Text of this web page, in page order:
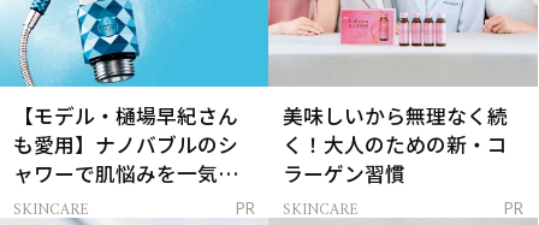
【モデル・樋場早紀さん
も愛用】ナノバブルのシ
ャワーで肌悩みを一気に
解決
SKINCARE PR
美味しいから無理なく続
く！大人のための新・コ
ラーゲン習慣
SKINCARE PR